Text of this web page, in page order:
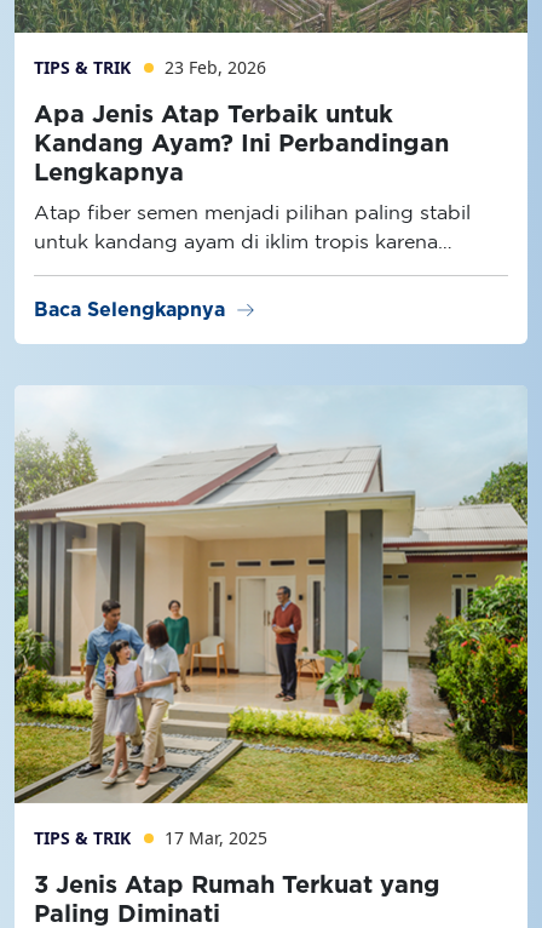
TIPS & TRIK 23 Feb, 2026
Apa Jenis Atap Terbaik untuk
Kandang Ayam? Ini Perbandingan
Lengkapnya
Atap fiber semen menjadi pilihan paling stabil
untuk kandang ayam di iklim tropis karena
memiliki konduktivitas panas lebih rendah
dibanding atap metal dan lebih tahan lembap
Baca Selengkapnya arrow_right_alt
TIPS & TRIK 17 Mar, 2025
3 Jenis Atap Rumah Terkuat yang
Paling Diminati